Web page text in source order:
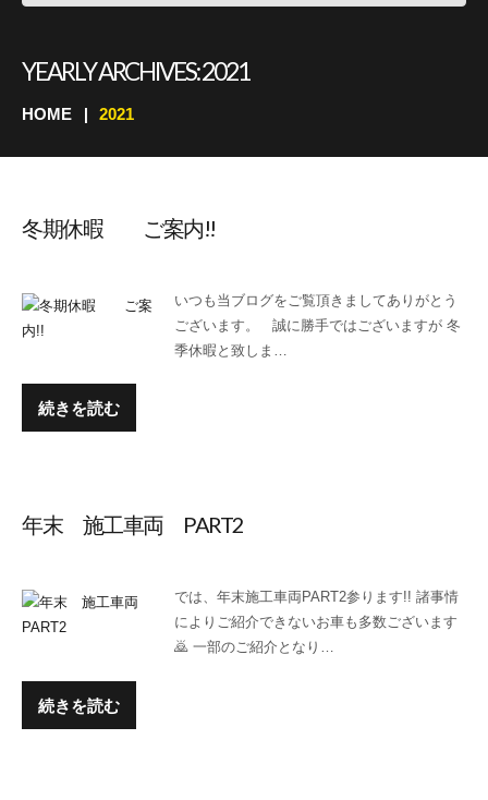
YEARLY ARCHIVES:2021
HOME 2021
冬期休暇 ご案内!!
いつも当ブログをご覧頂きましてありがとう
ございます。 誠に勝手ではございますが 冬
季休暇と致しま…
続きを読む
年末 施工車両 PART2
では、年末施工車両PART2参ります!! 諸事情
によりご紹介できないお車も多数ございます
🙇 一部のご紹介となり…
続きを読む